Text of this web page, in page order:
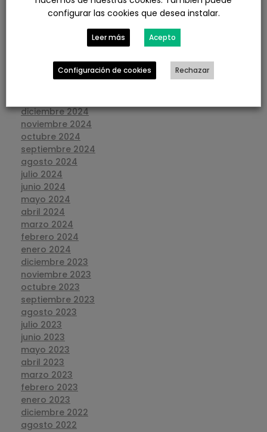
agosto 2025
abril 2025
marzo 2025
diciembre 2024
noviembre 2024
octubre 2024
septiembre 2024
agosto 2024
julio 2024
junio 2024
mayo 2024
abril 2024
marzo 2024
febrero 2024
enero 2024
diciembre 2023
noviembre 2023
octubre 2023
septiembre 2023
agosto 2023
julio 2023
junio 2023
mayo 2023
abril 2023
marzo 2023
febrero 2023
enero 2023
diciembre 2022
agosto 2022
configurar las cookies que desea instalar.
Leer más Acepto
Configuración de cookies Rechazar